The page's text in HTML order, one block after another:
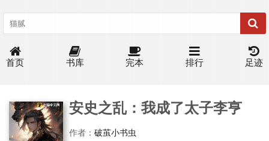
首页 书库 完本 排行 足迹
安史之乱：我成了太子李亨
作者： 破茧小书虫